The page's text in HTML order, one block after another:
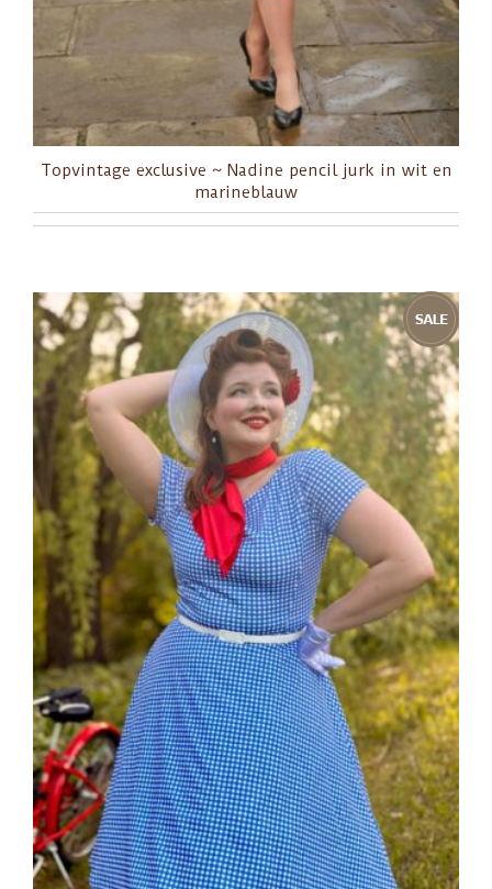
Topvintage exclusive ~ Nadine pencil jurk in wit en
marineblauw